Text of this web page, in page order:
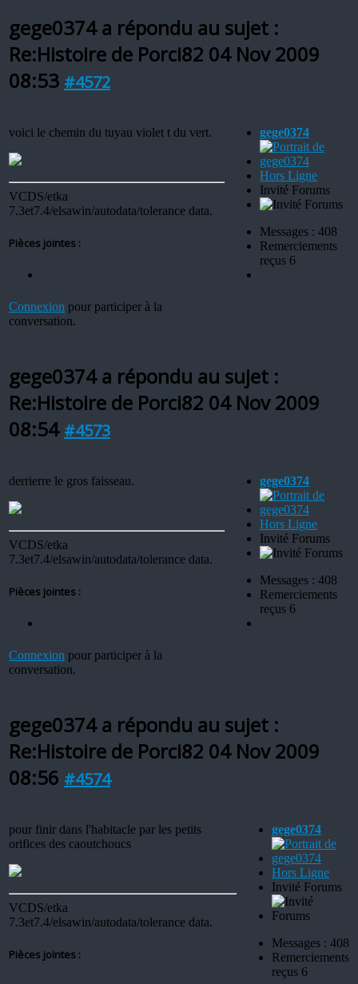
gege0374 a répondu au sujet :
Re:Histoire de Porci82 04 Nov 2009
08:53 #4572
voici le chemin du tuyau violet t du vert.
VCDS/etka
7.3et7.4/elsawin/autodata/tolerance data.
Pièces jointes :
Connexion pour participer à la
conversation.
gege0374
Hors Ligne
Invité Forums
Messages : 408
Remerciements
reçus 6
gege0374 a répondu au sujet :
Re:Histoire de Porci82 04 Nov 2009
08:54 #4573
derrierre le gros faisseau.
VCDS/etka
7.3et7.4/elsawin/autodata/tolerance data.
Pièces jointes :
Connexion pour participer à la
conversation.
gege0374
Hors Ligne
Invité Forums
Messages : 408
Remerciements
reçus 6
gege0374 a répondu au sujet :
Re:Histoire de Porci82 04 Nov 2009
08:56 #4574
pour finir dans l'habitacle par les petits
orifices des caoutchoucs
VCDS/etka
7.3et7.4/elsawin/autodata/tolerance data.
Pièces jointes :
gege0374
Hors Ligne
Invité Forums
Messages : 408
Remerciements
reçus 6